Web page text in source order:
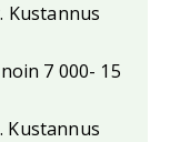
Kustannus
7 000- 15
Kustannus